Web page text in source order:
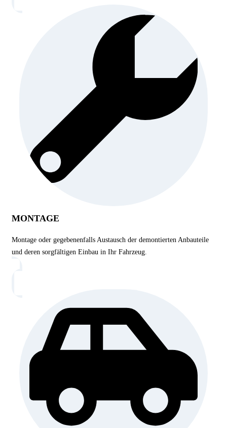
MONTAGE
Montage oder gegebenenfalls Austausch der demontierten Anbauteile
und deren sorgfältigen Einbau in Ihr Fahrzeug.